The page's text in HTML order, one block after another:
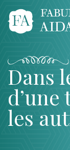
Dans
les